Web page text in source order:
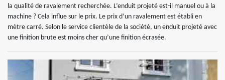
la qualité de ravalement recherchée. L’enduit projeté est-il manuel ou à la
machine ? Cela influe sur le prix. Le prix d’un ravalement est établi en
mètre carré. Selon le service clientèle de la société, un enduit projeté avec
une finition brute est moins cher qu’une finition écrasée.